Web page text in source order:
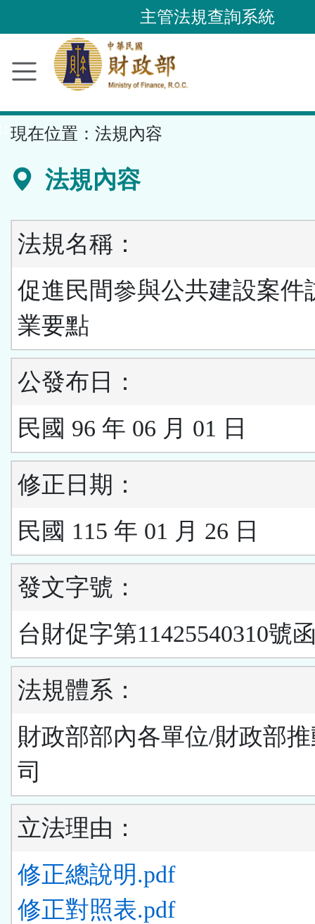
到
要
容
區
主管法規查詢系統
現在位置： 法規內容
法規內容
法規名稱：
促進民間參與公共建設案件
業要點
公發布日：
民國 96 年 06 月 01 日
修正日期：
民國 115 年 01 月 26 日
發文字號：
台財促字第11425540310號
法規體系：
財政部部內各單位/財政部
司
立法理由：
修正總說明.pdf
修正對照表.pdf